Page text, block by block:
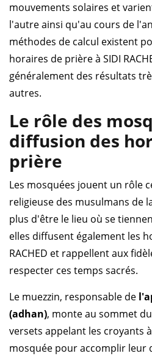
mouvements solaires et
l'autre ainsi qu'au cours de
méthodes de calcul existent
horaires de prière à SIDI
généralement des résultats
autres.
Le rôle des
diffusion des
prière
Les mosquées jouent un rôle
religieuse des musulmans de
plus d'être le lieu où se
elles diffusent également les
RACHED et rappellent aux
respecter ces temps sacrés.
Le muezzin, responsable de
(adhan), monte au sommet
versets appelant les croyants
mosquée pour accomplir leur